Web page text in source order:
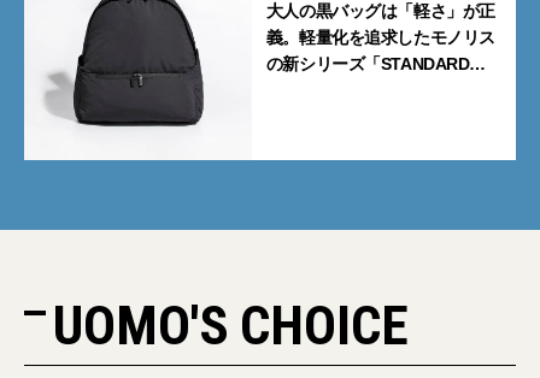
大人の黒バッグは「軽さ」が正
義。軽量化を追求したモノリス
の新シリーズ「STANDARD
UOMO'S CHOICE